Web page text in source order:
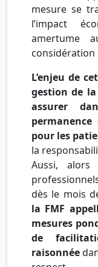
mesure se
l’impact
amertume
considération
L’enjeu de
gestion de
assurer
pour les
la
Aussi, alors
dès le mois
la FMF
mesures
de
raisonnée